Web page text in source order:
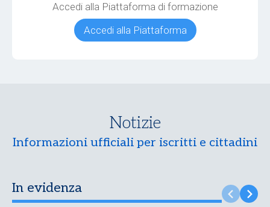
Accedi alla Piattaforma di formazione
Accedi alla Piattaforma
Notizie
Informazioni ufficiali per iscritti e cittadini
In evidenza